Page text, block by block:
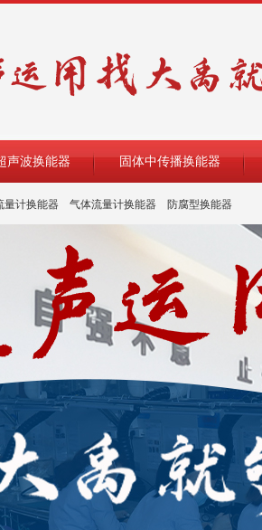
声波换能器 固体中传播换能器
量计换能器 气体流量计换能器 防腐型换能器